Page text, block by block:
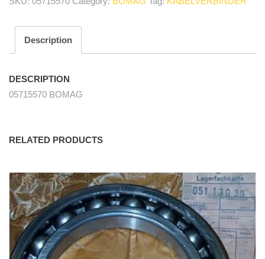
collector
Description
DESCRIPTION
05715570 BOMAG
RELATED PRODUCTS